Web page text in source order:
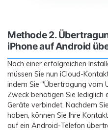
Methode 2.
iPhone auf Android
Nach einer erfolgreichen
müssen Sie nun iCloud-
indem Sie "Übertragung vom
Zweck benötigen Sie lediglich
Geräte verbindet. Nachdem
haben, können Sie Ihre
auf ein Android-Telefon